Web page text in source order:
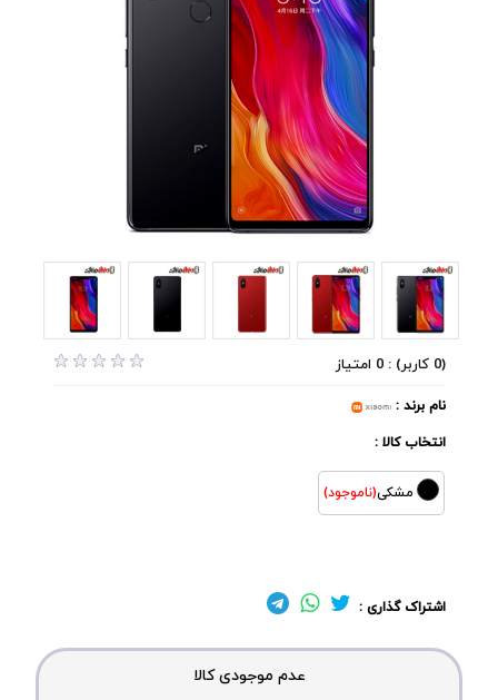
(0 کاربر) : 0 امتیاز
نام برند :
انتخاب کالا :
مشکی(ناموجود)
اشتراک گذاری :
عدم موجودی کالا